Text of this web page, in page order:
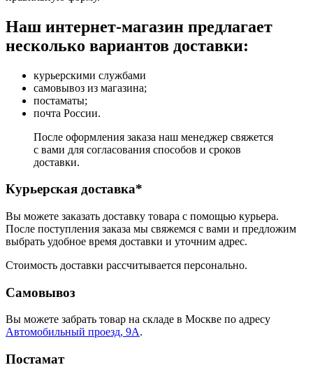
Наш интернет-магазин предлагает
несколько вариантов доставки:
курьерскими службами
самовывоз из магазина;
постаматы;
почта России.
После оформления заказа наш менеджер свяжется
с вами для согласования способов и сроков
доставки.
Курьерская доставка*
Вы можете заказать доставку товара с помощью курьера.
После поступления заказа мы свяжемся с вами и предложим
выбрать удобное время доставки и уточним адрес.
Стоимость доставки рассчитывается персонально.
Самовывоз
Вы можете забрать товар на складе в Москве по адресу
Автомобильный проезд, 9А.
Постамат